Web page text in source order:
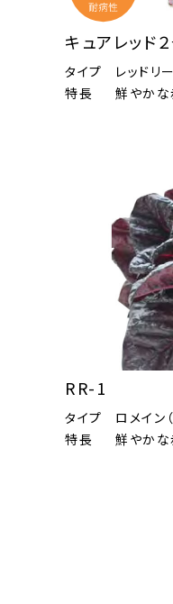
キュアレッド
タイプ
レッドリ
特長
鮮やか
RR-1
タイプ
ロメイン
特長
鮮やかな